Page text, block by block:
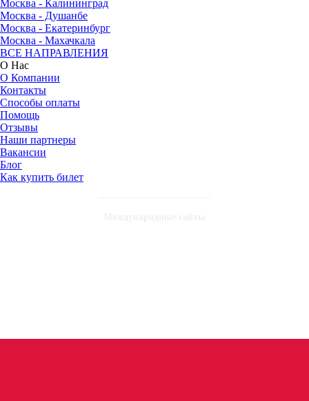
Москва - Калининград
Москва - Душанбе
Москва - Екатеринбург
Москва - Махачкала
ВСЕ НАПРАВЛЕНИЯ
О Нас
О Компании
Контакты
Способы оплаты
Помощь
Отзывы
Наши партнеры
Вакансии
Блог
Как купить билет